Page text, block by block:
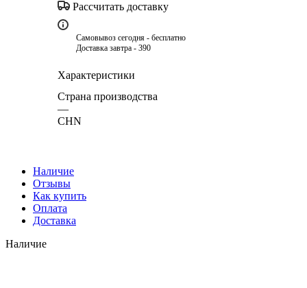
Рассчитать доставку
Самовывоз сегодня - бесплатно
Доставка завтра - 390
Характеристики
Страна производства
—
CHN
Наличие
Отзывы
Как купить
Оплата
Доставка
Наличие